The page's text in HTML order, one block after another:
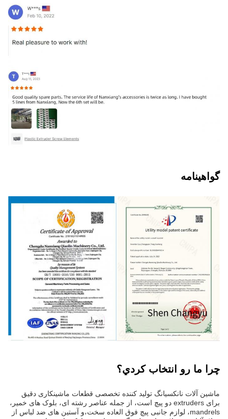
گواهینامه
چرا ما رو انتخاب کردي؟
ماشین آلات نانکسیانگ تولید کننده تخصصی قطعات ماشینکاری دقیق
برای extruders دو پیچ است، از جمله عناصر رشته ای، بلوک های خمیر،
mandrels، لوازم جانبی پیچ فوق العاده سخت،و آستین های ضد لباس از